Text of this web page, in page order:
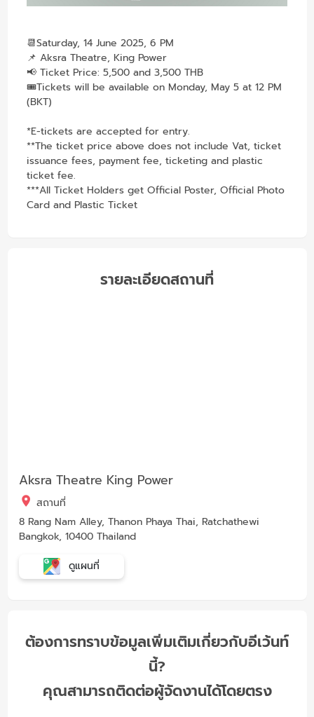
📆Saturday, 14 June 2025, 6 PM
📌 Aksra Theatre, King Power
📢 Ticket Price: 5,500 and 3,500 THB
🎟️Tickets will be available on Monday, May 5 at 12 PM
(BKT)
*E-tickets are accepted for entry.
**The ticket price above does not include Vat, ticket
issuance fees, payment fee, ticketing and plastic
ticket fee.
***All Ticket Holders get Official Poster, Official Photo
Card and Plastic Ticket
รายละเอียดสถานที่
Aksra Theatre King Power
สถานที่
8 Rang Nam Alley, Thanon Phaya Thai, Ratchathewi
Bangkok, 10400 Thailand
ดูแผนที่
ต้องการทราบข้อมูลเพิ่มเติมเกี่ยวกับอีเว้นท์
นี้?
คุณสามารถติดต่อผู้จัดงานได้โดยตรง